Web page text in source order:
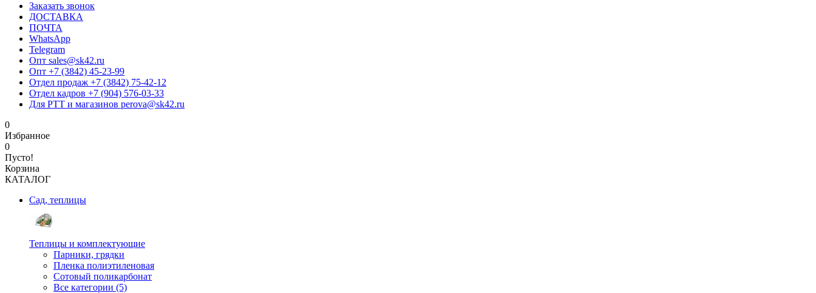
Заказать звонок
ДОСТАВКА
ПОЧТА
WhatsApp
Telegram
Опт sales@sk42.ru
Опт +7 (3842) 45-23-99
Отдел продаж +7 (3842) 75-42-12
Отдел кадров +7 (904) 576-03-33
Для РТТ и магазинов perova@sk42.ru
0
Избранное
0
Пусто!
Корзина
КАТАЛОГ
Сад, теплицы
Теплицы и комплектующие
Парники, грядки
Пленка полиэтиленовая
Сотовый поликарбонат
Все категории (5)